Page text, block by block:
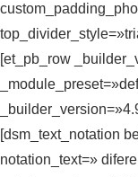
[et_pb_row
[dsm_text_notation
notation_text=»